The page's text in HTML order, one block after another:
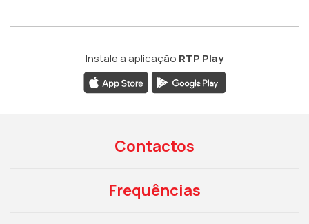
Instale a aplicação RTP Play
Contactos
Frequências